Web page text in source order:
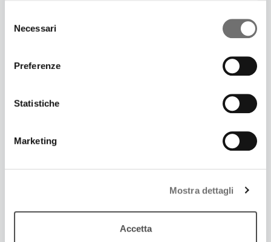
delNecessari
Preferenze
Statistiche
Marketing
Mostra dettagli
Accetta
RADIO SONORA - JAZZ CLUB